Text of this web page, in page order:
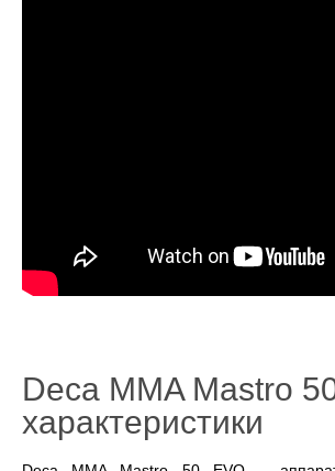
Deca MMA Mastro
характеристики